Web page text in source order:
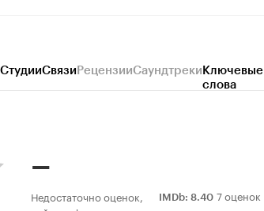
СтудииСвязиРецензииСаундтрекиКлючевые
слова
–
Недостаточно оценок,
IMDb: 8.40 7 оценок